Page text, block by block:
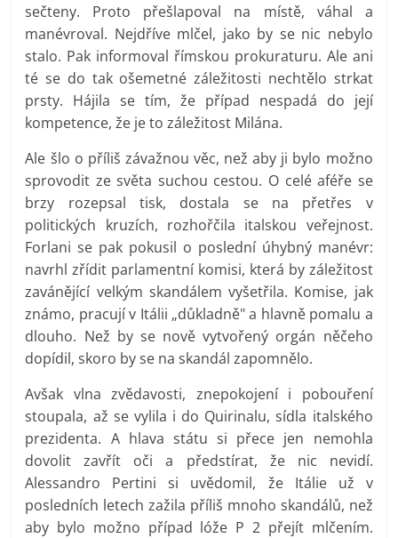
sečteny. Proto přešlapoval na místě, váhal a
manévroval. Nejdříve mlčel, jako by se nic nebylo
stalo. Pak informoval římskou prokuraturu. Ale ani
té se do tak ošemetné záležitosti nechtělo strkat
prsty. Hájila se tím, že případ nespadá do její
kompetence, že je to záležitost Milána.
Ale šlo o příliš závažnou věc, než aby ji bylo možno
sprovodit ze světa suchou cestou. O celé aféře se
brzy rozepsal tisk, dostala se na přetřes v
politických kruzích, rozhořčila italskou veřejnost.
Forlani se pak pokusil o poslední úhybný manévr:
navrhl zřídit parlamentní komisi, která by záležitost
zavánějící velkým skandálem vyšetřila. Komise, jak
známo, pracují v Itálii „důkladně" a hlavně pomalu a
dlouho. Než by se nově vytvořený orgán něčeho
dopídil, skoro by se na skandál zapomnělo.
Avšak vlna zvědavosti, znepokojení i pobouření
stoupala, až se vylila i do Quirinalu, sídla italského
prezidenta. A hlava státu si přece jen nemohla
dovolit zavřít oči a předstírat, že nic nevidí.
Alessandro Pertini si uvědomil, že Itálie už v
posledních letech zažila příliš mnoho skandálů, než
aby bylo možno případ lóže P 2 přejít mlčením.